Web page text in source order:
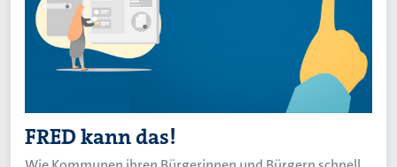
FRED kann das!